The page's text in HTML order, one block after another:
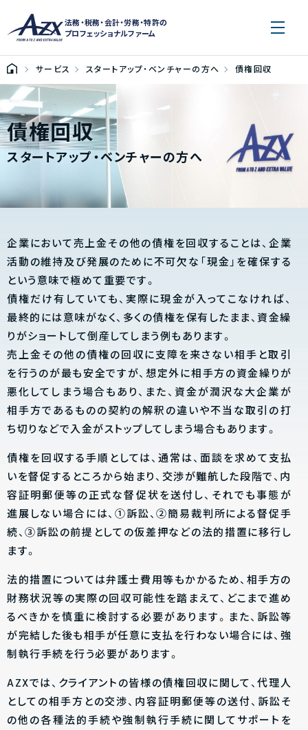
法務・税務・会計・労務・特許の
プロフェッショナルファーム
サービス スタートアップ・ベンチャーの方へ 債権回収
債権回収
スタートアップ・ベンチャーの方へ
企業において売上金その他の債権を回収することは、企業
活動の維持及び発展のために不可欠な「現金」を確保する
という意味で極めて重要です。
債権だけ有していても、実際に現金が入ってこなければ、
最終的には意味がなく、多くの債権を保有したまま、資金繰
りがショートして倒産してしまう例もあります。
売上金その他の債権の回収に支障を来さない相手と取引
を行うのが最も安全ですが、想定外に相手方の資金繰りが
悪化してしまう場合もあり、また、資金が潤沢な大企業が
相手方であるものの契約の解釈の違いや不当な取引の打
ち切りなどで入金がストップしてしまう場合もあります。
債権を回収する手順としては、通常は、面談を求めて支払
いを督促するところから始まり、交渉が難航した段階で、内
容証明郵便等の正式な督促状を送付し、それでも事態が
進展しない場合には、①訴訟、②簡易裁判所による督促手
続、③訴訟の前提としての仮差押などの法的措置に移行し
ます。
法的措置については弁護士費用等もかかるため、相手方の
財務状況等の実際の回収可能性を踏まえて、どこまで進め
るべきかを慎重に検討する必要があります。また、訴訟等
が完結した後も相手が任意に支払を行わない場合には、強
制執行手続を行う必要があります。
AZXでは、クライアントの皆様の債権回収に関して、代理人
としての相手方との交渉、内容証明郵便等の送付、訴訟そ
の他の各種法的手続や強制執行手続に関してサポートを